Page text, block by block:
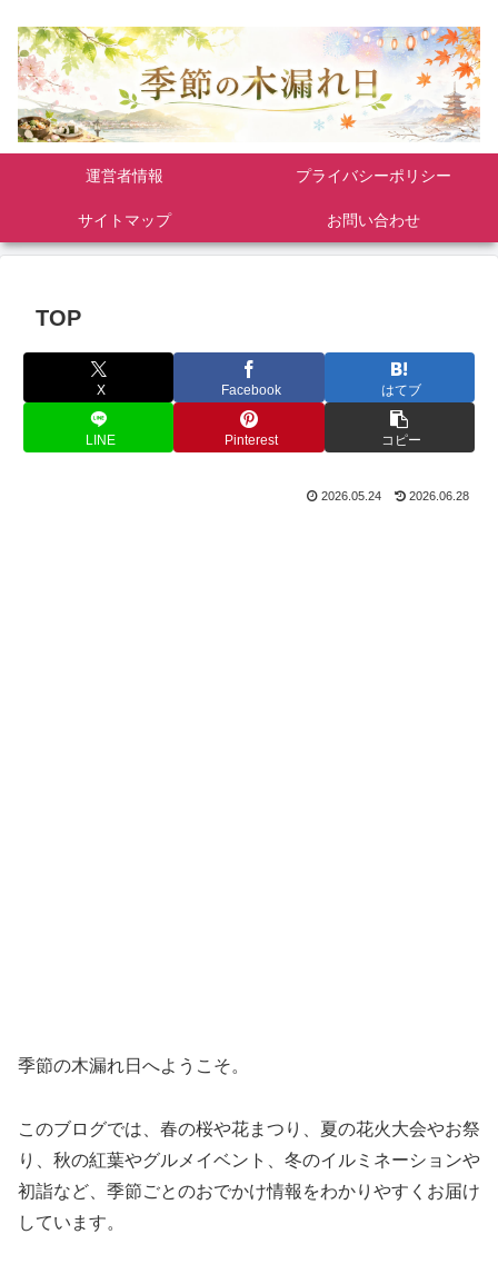
運営者情報 プライバシーポリシー
サイトマップ お問い合わせ
TOP
X Facebook はてブ
LINE Pinterest コピー
2026.05.24 2026.06.28
季節の木漏れ日へようこそ。
このブログでは、春の桜や花まつり、夏の花火大会やお祭
り、秋の紅葉やグルメイベント、冬のイルミネーションや
初詣など、季節ごとのおでかけ情報をわかりやすくお届け
しています。